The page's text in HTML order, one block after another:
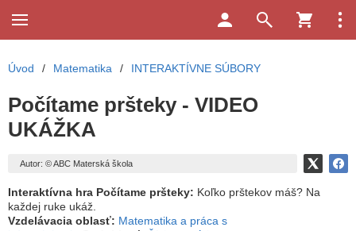
Úvod / Matematika / INTERAKTÍVNE SÚBORY
Počítame pršteky - VIDEO
UKÁŽKA
Autor: © ABC Materská škola
Interaktívna hra Počítame pršteky: Koľko prštekov máš? Na
každej ruke ukáž.
Vzdelávacia oblasť: Matematika a práca s